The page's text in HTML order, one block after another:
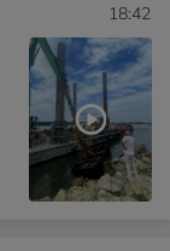
18:42